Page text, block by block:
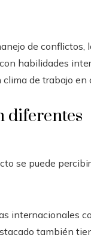
de conflictos,
habilidades
de trabajo en
diferentes
se puede
internacionales
también